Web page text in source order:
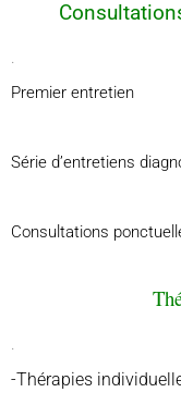
.
Premier entretien
Série d’entretiens
Consultations
.
-Thérapies